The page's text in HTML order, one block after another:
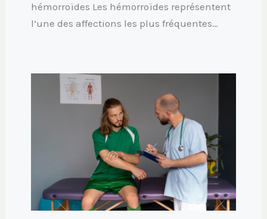
hémorroïdes Les hémorroïdes représentent
l’une des affections les plus fréquentes…